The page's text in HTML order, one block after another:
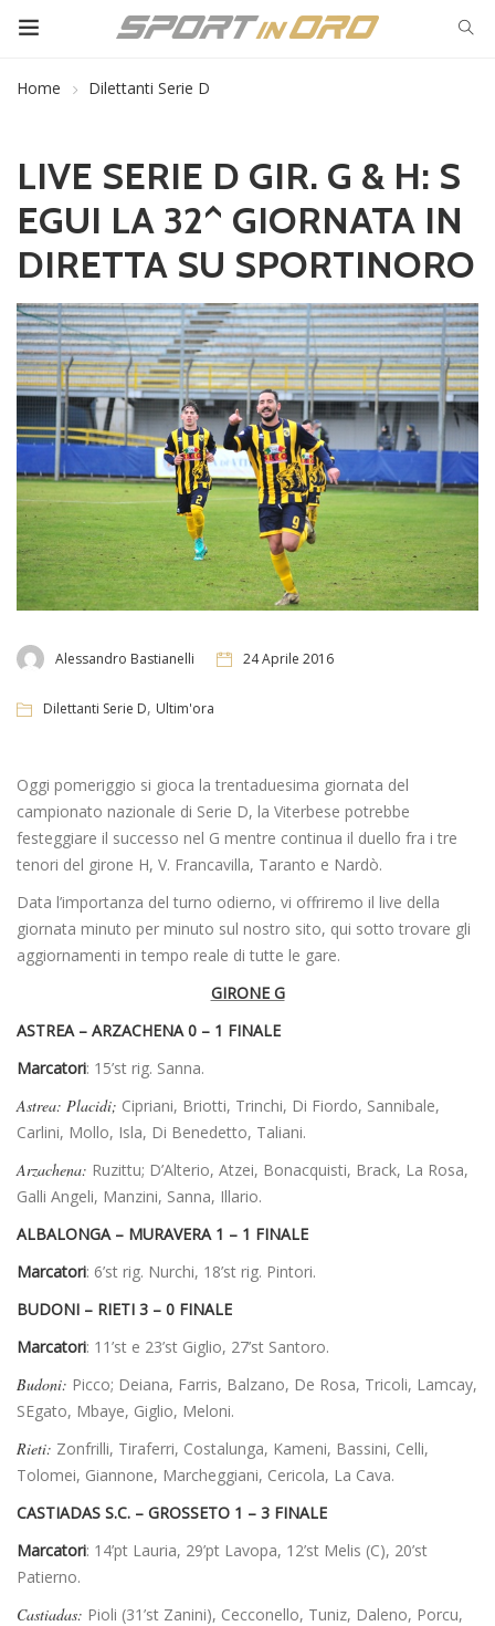
Home Dilettanti Serie D
LIVE SERIE D GIR. G & H: S
EGUI LA 32^ GIORNATA IN
DIRETTA SU SPORTINORO
Alessandro Bastianelli 24 Aprile 2016
Dilettanti Serie D, Ultim'ora
Oggi pomeriggio si gioca la trentaduesima giornata del
campionato nazionale di Serie D, la Viterbese potrebbe
festeggiare il successo nel G mentre continua il duello fra i tre
tenori del girone H, V. Francavilla, Taranto e Nardò.
Data l’importanza del turno odierno, vi offriremo il live della
giornata minuto per minuto sul nostro sito, qui sotto trovare gli
aggiornamenti in tempo reale di tutte le gare.
GIRONE G
ASTREA – ARZACHENA 0 – 1 FINALE
Marcatori: 15’st rig. Sanna.
Astrea: Placidi; Cipriani, Briotti, Trinchi, Di Fiordo, Sannibale,
Carlini, Mollo, Isla, Di Benedetto, Taliani.
Arzachena: Ruzittu; D’Alterio, Atzei, Bonacquisti, Brack, La Rosa,
Galli Angeli, Manzini, Sanna, Illario.
ALBALONGA – MURAVERA 1 – 1 FINALE
Marcatori: 6’st rig. Nurchi, 18’st rig. Pintori.
BUDONI – RIETI 3 – 0 FINALE
Marcatori: 11’st e 23’st Giglio, 27’st Santoro.
Budoni: Picco; Deiana, Farris, Balzano, De Rosa, Tricoli, Lamcay,
SEgato, Mbaye, Giglio, Meloni.
Rieti: Zonfrilli, Tiraferri, Costalunga, Kameni, Bassini, Celli,
Tolomei, Giannone, Marcheggiani, Cericola, La Cava.
CASTIADAS S.C. – GROSSETO 1 – 3 FINALE
Marcatori: 14’pt Lauria, 29’pt Lavopa, 12’st Melis (C), 20’st
Patierno.
Castiadas: Pioli (31’st Zanini), Cecconello, Tuniz, Daleno, Porcu,